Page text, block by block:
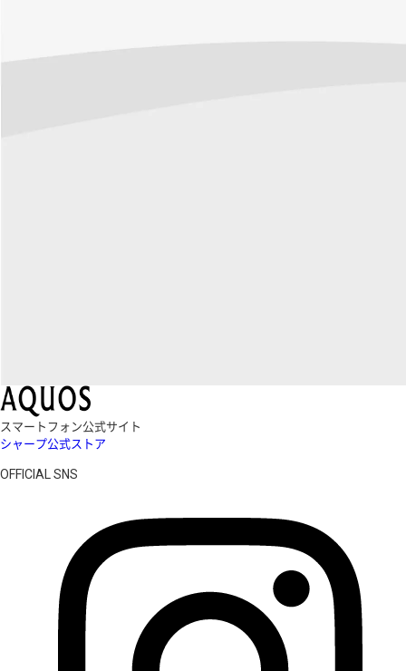
スマートフォン公式サイト
シャープ公式ストア
OFFICIAL SNS